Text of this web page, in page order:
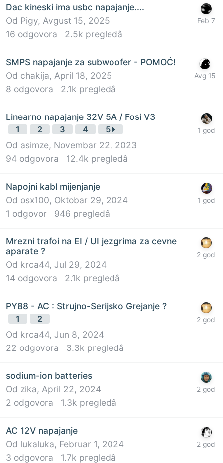
Dac kineski ima usbc napajanje....
Od Pigy, Avgust 15, 2025
16 odgovora 2.5k pregledâ
SMPS napajanje za subwoofer - POMOĆ!
Od chakija, April 18, 2025
8 odgovora 2.1k pregledâ
Linearno napajanje 32V 5A / Fosi V3
1 2 3 4 5
Od asimze, Novembar 22, 2023
94 odgovora 12.4k pregledâ
Napojni kabl mijenjanje
Od osx100, Oktobar 29, 2024
1 odgovor 946 pregledâ
Mrezni trafoi na EI / UI jezgrima za cevne
aparate ?
Od krca44, Jul 29, 2024
14 odgovora 2.1k pregledâ
PY88 - AC : Strujno-Serijsko Grejanje ?
1 2
Od krca44, Jun 8, 2024
22 odgovora 3.3k pregledâ
sodium-ion batteries
Od zika, April 22, 2024
2 odgovora 1.3k pregledâ
AC 12V napajanje
Od lukaluka, Februar 1, 2024
3 odgovora 1.7k pregledâ